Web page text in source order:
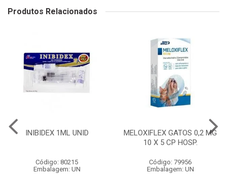
Produtos Relacionados
INIBIDEX 1ML UNID
Código: 80215
Embalagem: UN
MELOXIFLEX GATOS 0,2 MG
10 X 5 CP HOSP.
Código: 79956
Embalagem: UN